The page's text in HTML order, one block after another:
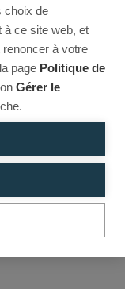
choix de
à ce site web, et
à votre
page Politique de
Gérer le